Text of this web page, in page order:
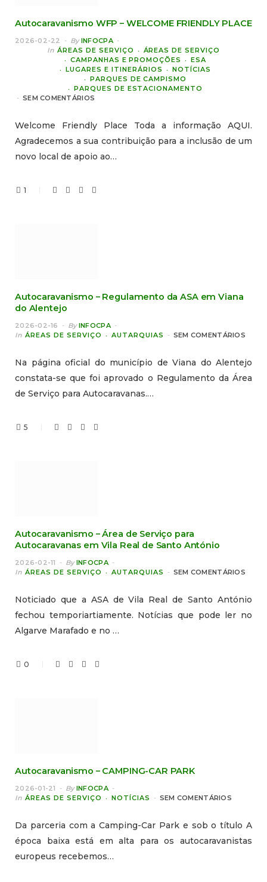
Autocaravanismo WFP – WELCOME FRIENDLY PLACE
2026-02-22 By INFOCPA
In ÁREAS DE SERVIÇO
ÁREAS DE SERVIÇO
CAMPANHAS E PROMOÇÕES
ESA
LUGARES E ITINERÁRIOS
NOTÍCIAS
PARQUES DE CAMPISMO
PARQUES DE ESTACIONAMENTO
SEM COMENTÁRIOS
Welcome Friendly Place Toda a informação AQUI.
Agradecemos a sua contribuição para a inclusão de um
novo local de apoio ao…
1
Autocaravanismo – Regulamento da ASA em Viana
do Alentejo
2026-02-16 By INFOCPA
In ÁREAS DE SERVIÇO AUTARQUIAS SEM COMENTÁRIOS
Na página oficial do município de Viana do Alentejo
constata-se que foi aprovado o Regulamento da Área
de Serviço para Autocaravanas.…
5
Autocaravanismo – Área de Serviço para
Autocaravanas em Vila Real de Santo António
2026-02-11 By INFOCPA
In ÁREAS DE SERVIÇO AUTARQUIAS SEM COMENTÁRIOS
Noticiado que a ASA de Vila Real de Santo António
fechou temporiartiamente. Notícias que pode ler no
Algarve Marafado e no …
0
Autocaravanismo – CAMPING-CAR PARK
2026-01-21 By INFOCPA
In ÁREAS DE SERVIÇO NOTÍCIAS SEM COMENTÁRIOS
Da parceria com a Camping-Car Park e sob o título A
época baixa está em alta para os autocaravanistas
europeus recebemos…